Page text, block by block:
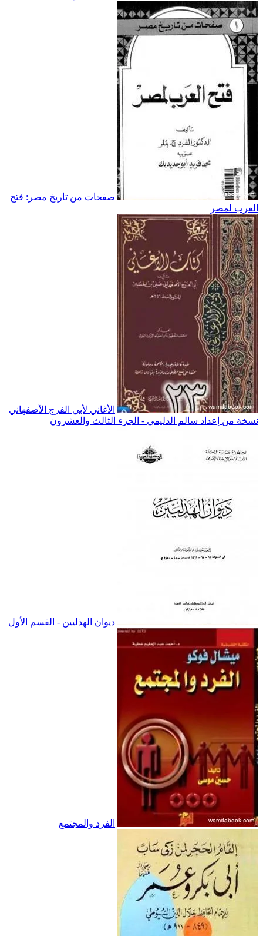
صفحات من تاريخ مصر: فتح
العرب لمصر
الأغاني لأبي الفرج الأصفهاني
نسخة من إعداد سالم الدليمي - الجزء الثالث والعشرون
ديوان الهذليين - القسم الأول
الفرد والمجتمع